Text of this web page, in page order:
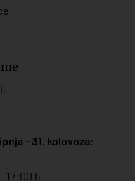
- 31. kolovoza:
17:00 h